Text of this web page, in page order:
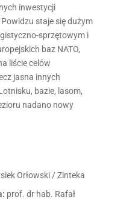
inwestycji
staje się dużym
sprzętowym i
baz NATO,
liście celów
jasna innych
bazie, lasom,
nadano nowy
Orłowski / Zinteka
prof. dr hab. Rafał